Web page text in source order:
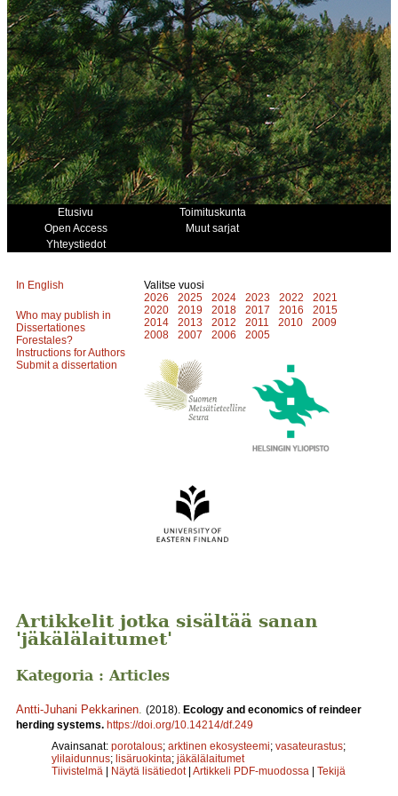
Etusivu
Toimituskunta
Open Access
Muut sarjat
Yhteystiedot
In English
Who may publish in
Dissertationes
Forestales?
Instructions for Authors
Submit a dissertation
Valitse vuosi
2026
2025 2024 2023 2022
2021
2020
2019 2018 2017 2016
2015
2014
2013 2012 2011 2010
2009
2008
2007 2006 2005
Artikkelit jotka sisältää sanan
'jäkälälaitumet'
Kategoria : Articles
Antti-Juhani Pekkarinen (2018). Ecology and economics of reindeer
herding systems. https://doi.org/10.14214/df.249
Avainsanat: porotalous; arktinen ekosysteemi; vasateurastus;
ylilaidunnus; lisäruokinta; jäkälälaitumet
Tiivistelmä | Näytä lisätiedot | Artikkeli PDF-muodossa | Tekijä